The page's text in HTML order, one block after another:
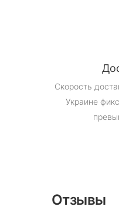
Скорость
Украине
Отзывы